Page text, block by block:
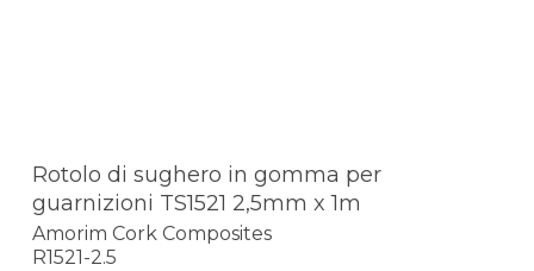
Rotolo di sughero in gomma per
guarnizioni TS1521 2,5mm x 1m
Amorim Cork Composites
R1521-2.5